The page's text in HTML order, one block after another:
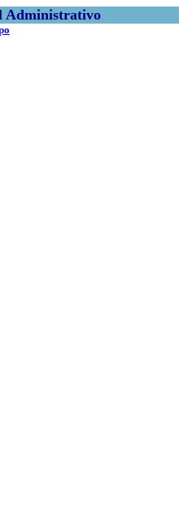
Administrativo